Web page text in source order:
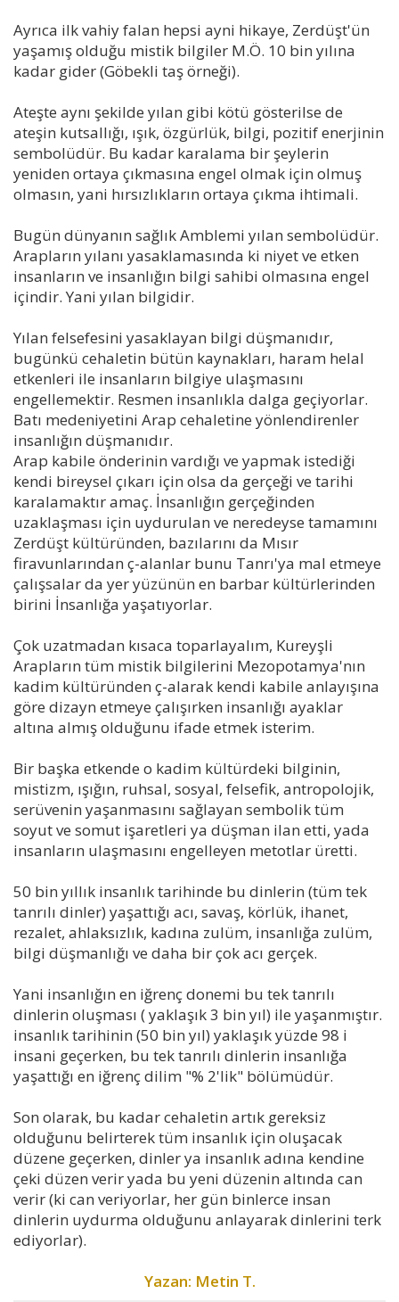
Ayrıca ilk vahiy falan hepsi ayni hikaye, Zerdüşt'ün
yaşamış olduğu mistik bilgiler M.Ö. 10 bin yılına
kadar gider (Göbekli taş örneği).
Ateşte aynı şekilde yılan gibi kötü gösterilse de
ateşin kutsallığı, ışık, özgürlük, bilgi, pozitif enerjinin
sembolüdür. Bu kadar karalama bir şeylerin
yeniden ortaya çıkmasına engel olmak için olmuş
olmasın, yani hırsızlıkların ortaya çıkma ihtimali.
Bugün dünyanın sağlık Amblemi yılan sembolüdür.
Arapların yılanı yasaklamasında ki niyet ve etken
insanların ve insanlığın bilgi sahibi olmasına engel
içindir. Yani yılan bilgidir.
Yılan felsefesini yasaklayan bilgi düşmanıdır,
bugünkü cehaletin bütün kaynakları, haram helal
etkenleri ile insanların bilgiye ulaşmasını
engellemektir. Resmen insanlıkla dalga geçiyorlar.
Batı medeniyetini Arap cehaletine yönlendirenler
insanlığın düşmanıdır.
Arap kabile önderinin vardığı ve yapmak istediği
kendi bireysel çıkarı için olsa da gerçeği ve tarihi
karalamaktır amaç. İnsanlığın gerçeğinden
uzaklaşması için uydurulan ve neredeyse tamamını
Zerdüşt kültüründen, bazılarını da Mısır
firavunlarından ç-alanlar bunu Tanrı'ya mal etmeye
çalışsalar da yer yüzünün en barbar kültürlerinden
birini İnsanlığa yaşatıyorlar.
Çok uzatmadan kısaca toparlayalım, Kureyşli
Arapların tüm mistik bilgilerini Mezopotamya'nın
kadim kültüründen ç-alarak kendi kabile anlayışına
göre dizayn etmeye çalışırken insanlığı ayaklar
altına almış olduğunu ifade etmek isterim.
Bir başka etkende o kadim kültürdeki bilginin,
mistizm, ışığın, ruhsal, sosyal, felsefik, antropolojik,
serüvenin yaşanmasını sağlayan sembolik tüm
soyut ve somut işaretleri ya düşman ilan etti, yada
insanların ulaşmasını engelleyen metotlar üretti.
50 bin yıllık insanlık tarihinde bu dinlerin (tüm tek
tanrılı dinler) yaşattığı acı, savaş, körlük, ihanet,
rezalet, ahlaksızlık, kadına zulüm, insanlığa zulüm,
bilgi düşmanlığı ve daha bir çok acı gerçek.
Yani insanlığın en iğrenç donemi bu tek tanrılı
dinlerin oluşması ( yaklaşık 3 bin yıl) ile yaşanmıştır.
insanlık tarihinin (50 bin yıl) yaklaşık yüzde 98 i
insani geçerken, bu tek tanrılı dinlerin insanlığa
yaşattığı en iğrenç dilim "% 2'lik" bölümüdür.
Son olarak, bu kadar cehaletin artık gereksiz
olduğunu belirterek tüm insanlık için oluşacak
düzene geçerken, dinler ya insanlık adına kendine
çeki düzen verir yada bu yeni düzenin altında can
verir (ki can veriyorlar, her gün binlerce insan
dinlerin uydurma olduğunu anlayarak dinlerini terk
ediyorlar).
Yazan: Metin T.